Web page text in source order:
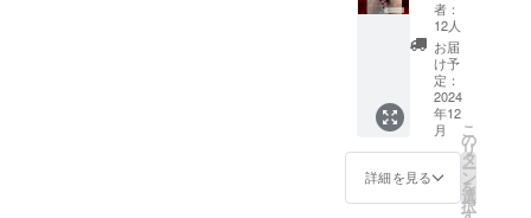
年間定
期観覧
券
（2024
年12月1
日～
2025年
11月30
日期日
分） ※
オリジ
ナルク
リア
ファイ
ル（A5
サイ
ズ） ・
ライト
アップ
観覧券
（2024
者：
12人
お届
け予
定：
2024
年12
月
詳細を見る
こ
の
リ
タ
ー
ン
を
選
択